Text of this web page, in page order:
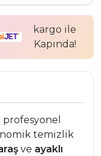
kargo ile
Kapında!
temizlik
ve ayaklı